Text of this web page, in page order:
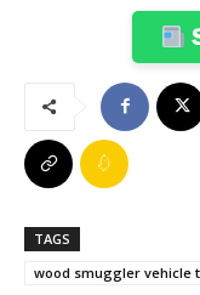
TAGS
wood smuggler vehicle